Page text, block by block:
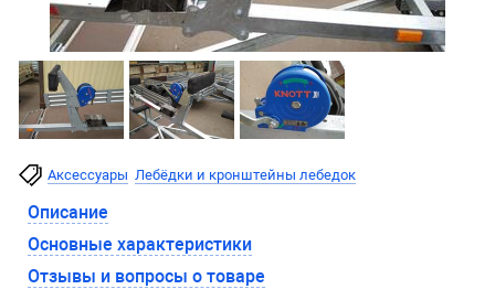
Аксессуары Лебёдки и кронштейны лебедок
Описание
Основные характеристики
Отзывы и вопросы о товаре